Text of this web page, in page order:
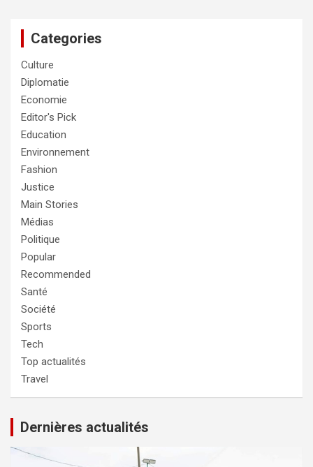
Categories
Culture
Diplomatie
Economie
Editor's Pick
Education
Environnement
Fashion
Justice
Main Stories
Médias
Politique
Popular
Recommended
Santé
Société
Sports
Tech
Top actualités
Travel
Dernières actualités